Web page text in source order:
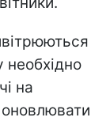
необхідно
на